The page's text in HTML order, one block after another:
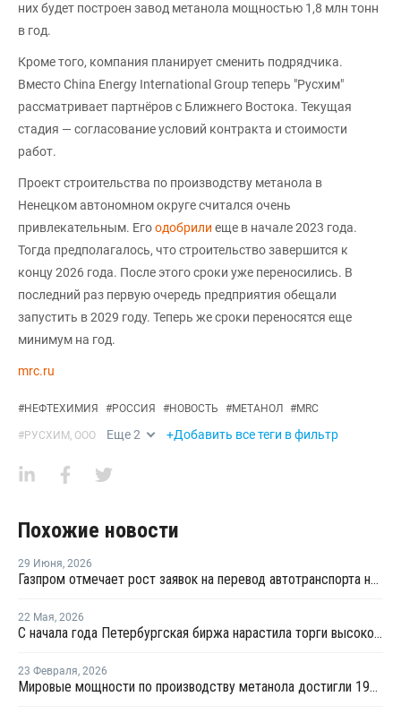
них будет построен завод метанола мощностью 1,8 млн тонн
в год.
Кроме того, компания планирует сменить подрядчика.
Вместо China Energy International Group теперь "Русхим"
рассматривает партнёров с Ближнего Востока. Текущая
стадия — согласование условий контракта и стоимости
работ.
Проект строительства по производству метанола в
Ненецком автономном округе считался очень
привлекательным. Егоодобрили еще в начале 2023 года.
Тогда предполагалось, что строительство завершится к
концу 2026 года. После этого сроки уже переносились. В
последний раз первую очередь предприятия обещали
запустить в 2029 году. Теперь же сроки переносятся еще
минимум на год.
mrc.ru
#НЕФТЕХИМИЯ #РОССИЯ #НОВОСТЬ #МЕТАНОЛ #MRC
#РУСХИМ, ООО Еще2 +Добавить все теги в фильтр
Похожие новости
29 Июня, 2026
Газпром отмечает рост заявок на перевод автотранспорта на метан
22 Мая, 2026
С начала года Петербургская биржа нарастила торги высокооктановыми добавками на 24 – 40%
23 Февраля, 2026
Мировые мощности по производству метанола достигли 199 млн тонн в 2025 году